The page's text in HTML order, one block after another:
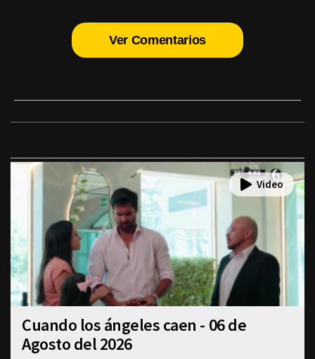
Ver Comentarios
Cuando los ángeles caen - 06 de
Agosto del 2026